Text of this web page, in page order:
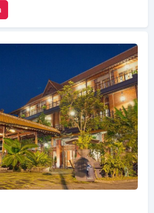
rapat ada dalam daftar hal-
dapat nikmati. Televisi layar
telepon, televisi dapat
kamar. Hotel ini
pilihan rekreasi. Temukan
(surakarta) tawarkan dengan
Griyadi Kusuma Sahid sebagai
Anda.